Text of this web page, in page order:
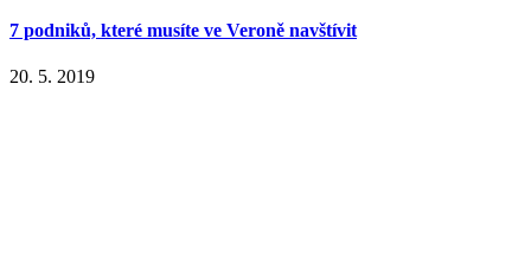
7 podniků, které musíte ve Veroně navštívit
20. 5. 2019